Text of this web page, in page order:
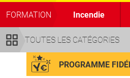
TOUTES LES CATÉGORIES
FORMATION Incendie
PROGRAMME